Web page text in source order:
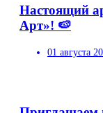
Настоящий
Арт»! 🍉
01 августа